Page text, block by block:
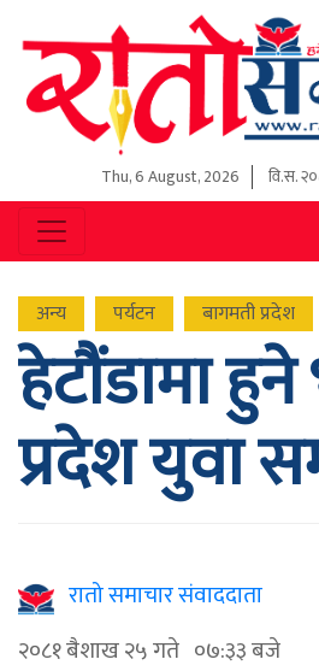
Thu, 6 August, 2026 वि.स.
अन्य पर्यटन बागमती प्रदेश
हेटौंडामा
प्रदेश युवा
रातो समाचार संवाददाता
२०८१ बैशाख २५ गते ०७:३३ बजे